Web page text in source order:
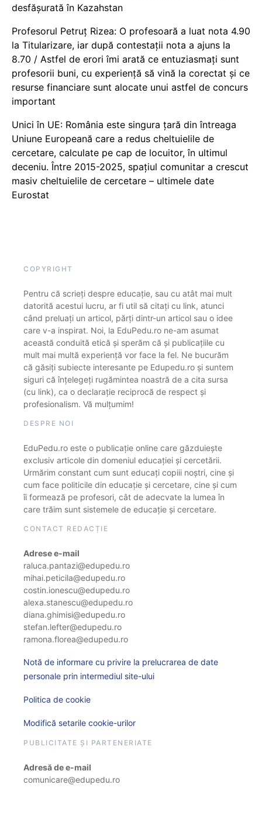
desfășurată în Kazahstan
Profesorul Petruț Rizea: O profesoară a luat nota 4.90
la Titularizare, iar după contestații nota a ajuns la
8.70 / Astfel de erori îmi arată ce entuziasmați sunt
profesorii buni, cu experiență să vină la corectat și ce
resurse financiare sunt alocate unui astfel de concurs
important
Unici în UE: România este singura țară din întreaga
Uniune Europeană care a redus cheltuielile de
cercetare, calculate pe cap de locuitor, în ultimul
deceniu. Între 2015-2025, spațiul comunitar a crescut
masiv cheltuielile de cercetare – ultimele date
Eurostat
COPYRIGHT
Pentru că scrieți despre educație, sau cu atât mai mult
datorită acestui lucru, ar fi util să citați cu link, atunci
când preluați un articol, părți dintr-un articol sau o idee
care v-a inspirat. Noi, la EduPedu.ro ne-am asumat
această conduită etică și sperăm că și publicațiile cu
mult mai multă experiență vor face la fel. Ne bucurăm
că găsiți subiecte interesante pe Edupedu.ro și suntem
siguri că înțelegeți rugămintea noastră de a cita sursa
(cu link), ca o declarație reciprocă de respect și
profesionalism. Vă mulțumim!
DESPRE NOI
EduPedu.ro este o publicație online care găzduiește
exclusiv articole din domeniul educației și cercetării.
Urmărim constant cum sunt educați copiii noștri, cine și
cum face politicile din educație și cercetare, cine și cum
îi formează pe profesori, cât de adecvate la lumea în
care trăim sunt sistemele de educație și cercetare.
CONTACT REDACȚIE
Adrese e-mail
raluca.pantazi@edupedu.ro
mihai.peticila@edupedu.ro
costin.ionescu@edupedu.ro
alexa.stanescu@edupedu.ro
diana.ghimisi@edupedu.ro
stefan.lefter@edupedu.ro
ramona.florea@edupedu.ro
Notă de informare cu privire la prelucrarea de date
personale prin intermediul site-ului
Politica de cookie
Modifică setarile cookie-urilor
PUBLICITATE ȘI PARTENERIATE
Adresă de e-mail
comunicare@edupedu.ro